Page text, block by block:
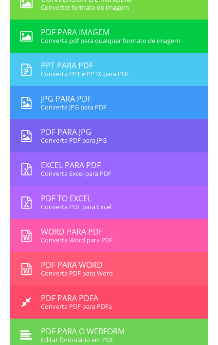
Converter formato de imagem
PDF PARA IMAGEM
Converta pdf para qualquer formato de imagem
PPT PARA PDF
Converta PPT e PPTX para PDF
JPG PARA PDF
Converta JPG para PDF
PDF PARA JPG
Converta PDF para JPG
EXCEL PARA PDF
Converta Excel para PDF
PDF TO EXCEL
Converta PDF para Excel
WORD PARA PDF
Converta Word para PDF
PDF PARA WORD
Converta PDF para Word
PDF PARA PDFA
Converta PDF para PDFa
PDF PARA O WEBFORM
Editar formulário em PDF